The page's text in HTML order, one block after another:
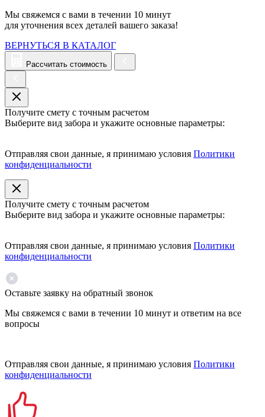
Мы свяжемся с вами в течении 10 минут
для уточнения всех деталей вашего заказа!
ВЕРНУТЬСЯ В КАТАЛОГ
Рассчитать стоимость
Получите смету с точным расчетом
Выберите вид забора и укажите основные параметры:
Отправляя свои данные, я принимаю условия Политики
конфиденциальности
Получите смету с точным расчетом
Выберите вид забора и укажите основные параметры:
Отправляя свои данные, я принимаю условия Политики
конфиденциальности
Оставьте заявку на обратный звонок
Мы свяжемся с вами в течении 10 минут и ответим на все
вопросы
Отправляя свои данные, я принимаю условия Политики
конфиденциальности